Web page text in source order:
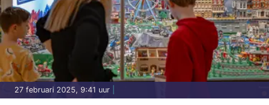
27 februari 2025, 9:41 uur